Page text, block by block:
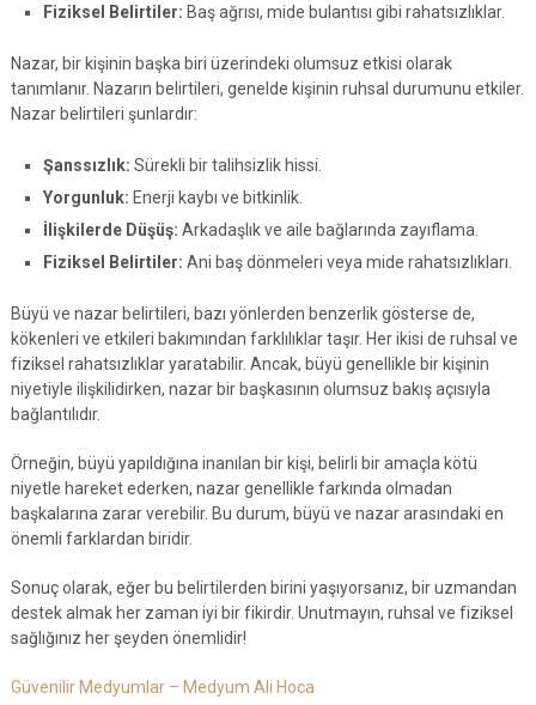
Fiziksel Belirtiler: Baş ağrısı, mide bulantısı gibi rahatsızlıklar.
Nazar, bir kişinin başka biri üzerindeki olumsuz etkisi olarak
tanımlanır. Nazarın belirtileri, genelde kişinin ruhsal durumunu etkiler.
Nazar belirtileri şunlardır:
Şanssızlık: Sürekli bir talihsizlik hissi.
Yorgunluk: Enerji kaybı ve bitkinlik.
İlişkilerde Düşüş: Arkadaşlık ve aile bağlarında zayıflama.
Fiziksel Belirtiler: Ani baş dönmeleri veya mide rahatsızlıkları.
Büyü ve nazar belirtileri, bazı yönlerden benzerlik gösterse de,
kökenleri ve etkileri bakımından farklılıklar taşır. Her ikisi de ruhsal ve
fiziksel rahatsızlıklar yaratabilir. Ancak, büyü genellikle bir kişinin
niyetiyle ilişkilidirken, nazar bir başkasının olumsuz bakış açısıyla
bağlantılıdır.
Örneğin, büyü yapıldığına inanılan bir kişi, belirli bir amaçla kötü
niyetle hareket ederken, nazar genellikle farkında olmadan
başkalarına zarar verebilir. Bu durum, büyü ve nazar arasındaki en
önemli farklardan biridir.
Sonuç olarak, eğer bu belirtilerden birini yaşıyorsanız, bir uzmandan
destek almak her zaman iyi bir fikirdir. Unutmayın, ruhsal ve fiziksel
sağlığınız her şeyden önemlidir!
Güvenilir Medyumlar – Medyum Ali Hoca